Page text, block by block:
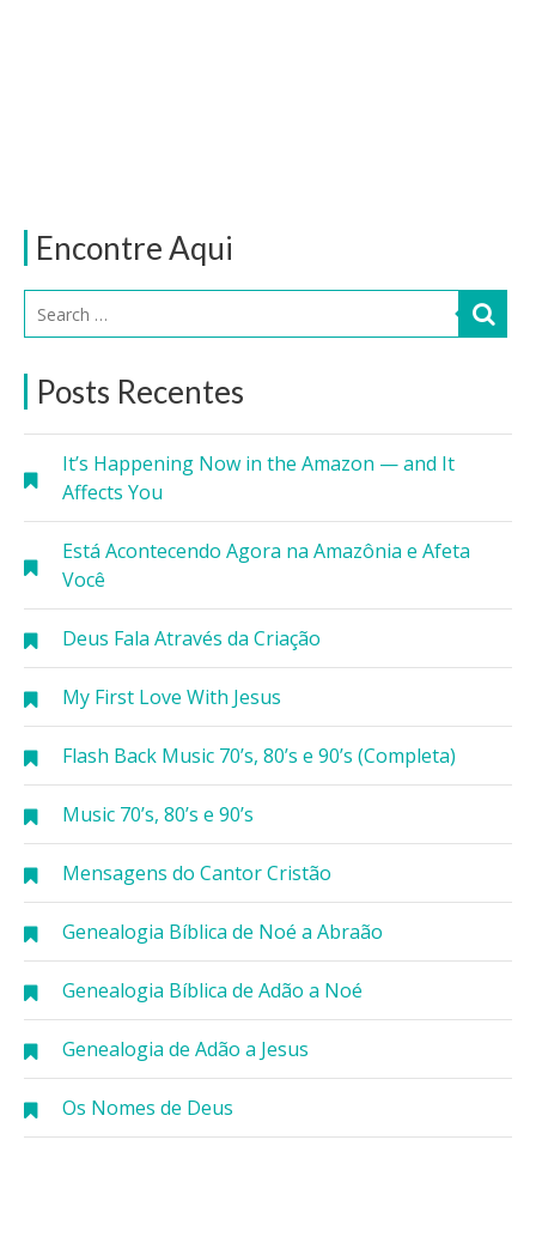
Encontre Aqui
Posts Recentes
It’s Happening Now in the Amazon — and It
Affects You
Está Acontecendo Agora na Amazônia e Afeta
Você
Deus Fala Através da Criação
My First Love With Jesus
Flash Back Music 70’s, 80’s e 90’s (Completa)
Music 70’s, 80’s e 90’s
Mensagens do Cantor Cristão
Genealogia Bíblica de Noé a Abraão
Genealogia Bíblica de Adão a Noé
Genealogia de Adão a Jesus
Os Nomes de Deus